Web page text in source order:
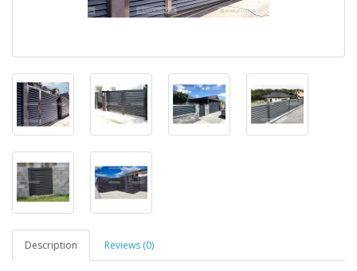
Description Reviews (0)